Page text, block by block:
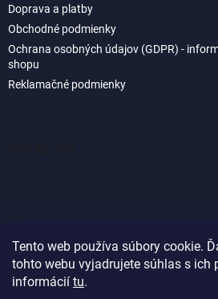
Tento web používa súbory cookie.
tohto webu vyjadrujete súhlas s ich
informácií tu.
Doprava a platby
Obchodné podmienky
Ochrana osobných údajov (GDPR) -
shopu
Reklamačné podmienky
Sledovať na Instagrame